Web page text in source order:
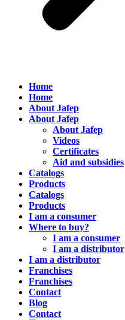
Home
Home
About Jafep
About Jafep
About Jafep
Videos
Certificates
Aid and subsidies
Catalogs
Products
Catalogs
Products
I am a consumer
Where to buy?
I am a consumer
I am a distributor
I am a distributor
Franchises
Franchises
Contact
Blog
Contact